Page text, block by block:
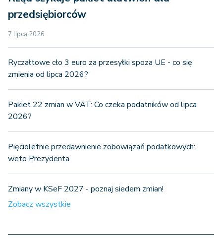
przedsiębiorców
7 lipca 2026
Ryczałtowe cło 3 euro za przesyłki spoza UE - co się
zmienia od lipca 2026?
Pakiet 22 zmian w VAT: Co czeka podatników od lipca
2026?
Pięcioletnie przedawnienie zobowiązań podatkowych:
weto Prezydenta
Zmiany w KSeF 2027 - poznaj siedem zmian!
Zobacz wszystkie